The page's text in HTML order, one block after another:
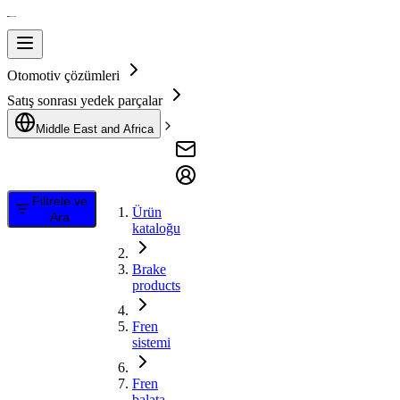
Otomotiv çözümleri
Satış sonrası yedek parçalar
Middle East and Africa
Filtrele ve
Ara
Ürün
kataloğu
Brake
products
Fren
sistemi
Fren